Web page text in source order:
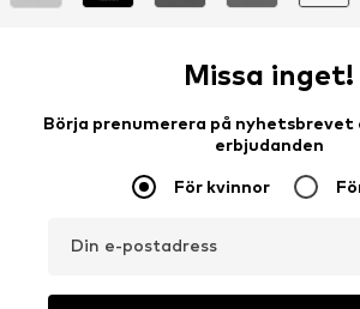
Missa inget!
Börja prenumerera på nyhetsbrevet
erbjudanden
För kvinnor
Din e-postadress